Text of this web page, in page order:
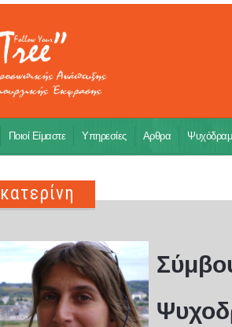
Ποιοί Είμαστε Υπηρεσίες Αρθρα